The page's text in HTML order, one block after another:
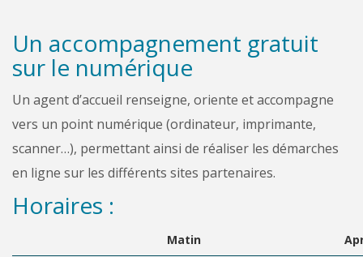
Un accompagnement gratuit
sur le numérique
Un agent d’accueil renseigne, oriente et accompagne
vers un point numérique (ordinateur, imprimante,
scanner…), permettant ainsi de réaliser les démarches
en ligne sur les différents sites partenaires.
Horaires :
Matin